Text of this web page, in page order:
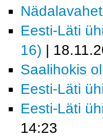
Eesti-Läti
16) |
Saalihokis
Eesti-Läti
Eesti-Läti
14:23